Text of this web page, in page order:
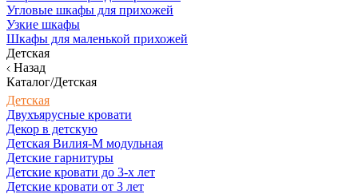
Угловые шкафы для прихожей
Узкие шкафы
Шкафы для маленькой прихожей
Детская
Назад
Каталог/Детская
Детская
Двухъярусные кровати
Декор в детскую
Детская Вилия-М модульная
Детские гарнитуры
Детские кровати до 3-х лет
Детские кровати от 3 лет